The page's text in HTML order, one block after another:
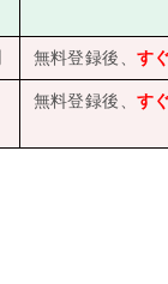
無料登録後、 す
無料登録後、 す